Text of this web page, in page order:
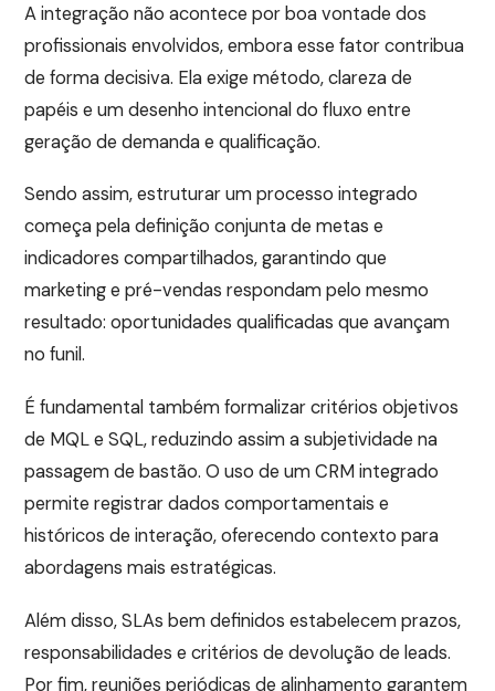
A integração não acontece por boa vontade dos
profissionais envolvidos, embora esse fator contribua
de forma decisiva. Ela exige método, clareza de
papéis e um desenho intencional do fluxo entre
geração de demanda e qualificação.
Sendo assim, estruturar um processo integrado
começa pela definição conjunta de metas e
indicadores compartilhados, garantindo que
marketing e pré-vendas respondam pelo mesmo
resultado: oportunidades qualificadas que avançam
no funil.
É fundamental também formalizar critérios objetivos
de MQL e SQL, reduzindo assim a subjetividade na
passagem de bastão. O uso de um CRM integrado
permite registrar dados comportamentais e
históricos de interação, oferecendo contexto para
abordagens mais estratégicas.
Além disso, SLAs bem definidos estabelecem prazos,
responsabilidades e critérios de devolução de leads.
Por fim, reuniões periódicas de alinhamento garantem